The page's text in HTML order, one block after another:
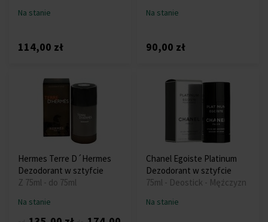
Na stanie
114,00 zł
Na stanie
90,00 zł
Hermes Terre D´Hermes
Dezodorant w sztyfcie
Z 75ml - do 75ml
Na stanie
Chanel Egoiste Platinum
Dezodorant w sztyfcie
75ml - Deostick - Mężczyzn
Na stanie